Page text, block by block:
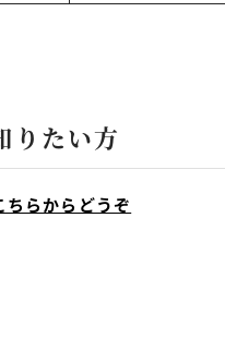
りたい方
らからどうぞ